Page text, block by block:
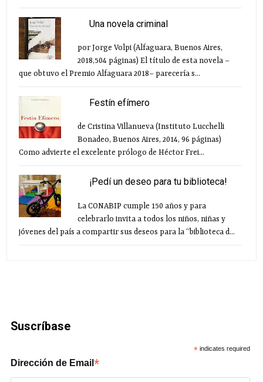
Una novela criminal
por Jorge Volpi (Alfaguara, Buenos Aires,
2018,504 páginas) El título de esta novela –
que obtuvo el Premio Alfaguara 2018– parecería s...
Festín efímero
de Cristina Villanueva (Instituto Lucchelli
Bonadeo, Buenos Aires, 2014, 96 páginas)
Como advierte el excelente prólogo de Héctor Frei...
¡Pedí un deseo para tu biblioteca!
La CONABIP cumple 150 años y para
celebrarlo invita a todos los niños, niñas y
jóvenes del país a compartir sus deseos para la “biblioteca d...
Suscríbase
* indicates required
Dirección de Email*